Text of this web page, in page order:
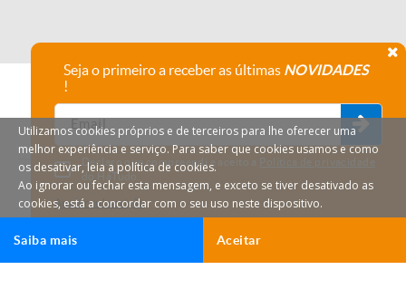
Ligar Email
HáTudo © 2026 Todos os direitos reservados.
Seja o primeiro a receber as últimas NOVIDADES
!
Declaro que compreendi e aceito a Política de privacidade
do HáTudo.
Anular subscrição
Utilizamos cookies próprios e de terceiros para lhe oferecer uma
melhor experiência e serviço. Para saber que cookies usamos e como
os desativar, leia a política de cookies.
Ao ignorar ou fechar esta mensagem, e exceto se tiver desativado as
cookies, está a concordar com o seu uso neste dispositivo.
Aceitar
Saiba mais